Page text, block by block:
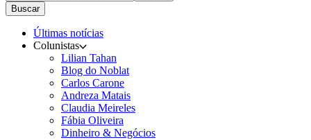
Buscar
Últimas notícias
Colunistas
Lilian Tahan
Blog do Noblat
Carlos Carone
Andreza Matais
Claudia Meireles
Fábia Oliveira
Dinheiro & Negócios